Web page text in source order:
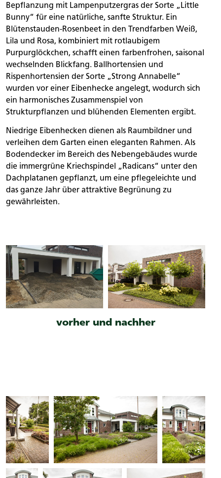
Bepflanzung mit Lampenputzergras der Sorte „Little
Bunny“ für eine natürliche, sanfte Struktur. Ein
Blütenstauden-Rosenbeet in den Trendfarben Weiß,
Lila und Rosa, kombiniert mit rotlaubigem
Purpurglöckchen, schafft einen farbenfrohen, saisonal
wechselnden Blickfang. Ballhortensien und
Rispenhortensien der Sorte „Strong Annabelle“
wurden vor einer Eibenhecke angelegt, wodurch sich
ein harmonisches Zusammenspiel von
Strukturpflanzen und blühenden Elementen ergibt.
Niedrige Eibenhecken dienen als Raumbildner und
verleihen dem Garten einen eleganten Rahmen. Als
Bodendecker im Bereich des Nebengebäudes wurde
die immergrüne Kriechspindel „Radicans“ unter den
Dachplatanen gepflanzt, um eine pflegeleichte und
das ganze Jahr über attraktive Begrünung zu
gewährleisten.
vorher und nachher